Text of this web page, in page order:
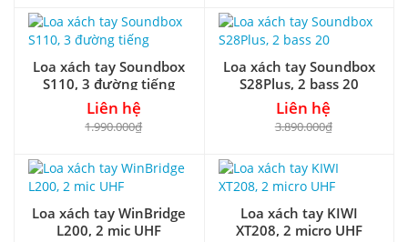
Loa xách tay Soundbox
S110, 3 đường tiếng
Liên hệ
1.990.000₫
Loa xách tay Soundbox
S28Plus, 2 bass 20
Liên hệ
3.890.000₫
Loa xách tay WinBridge
L200, 2 mic UHF
Loa xách tay KIWI
XT208, 2 micro UHF